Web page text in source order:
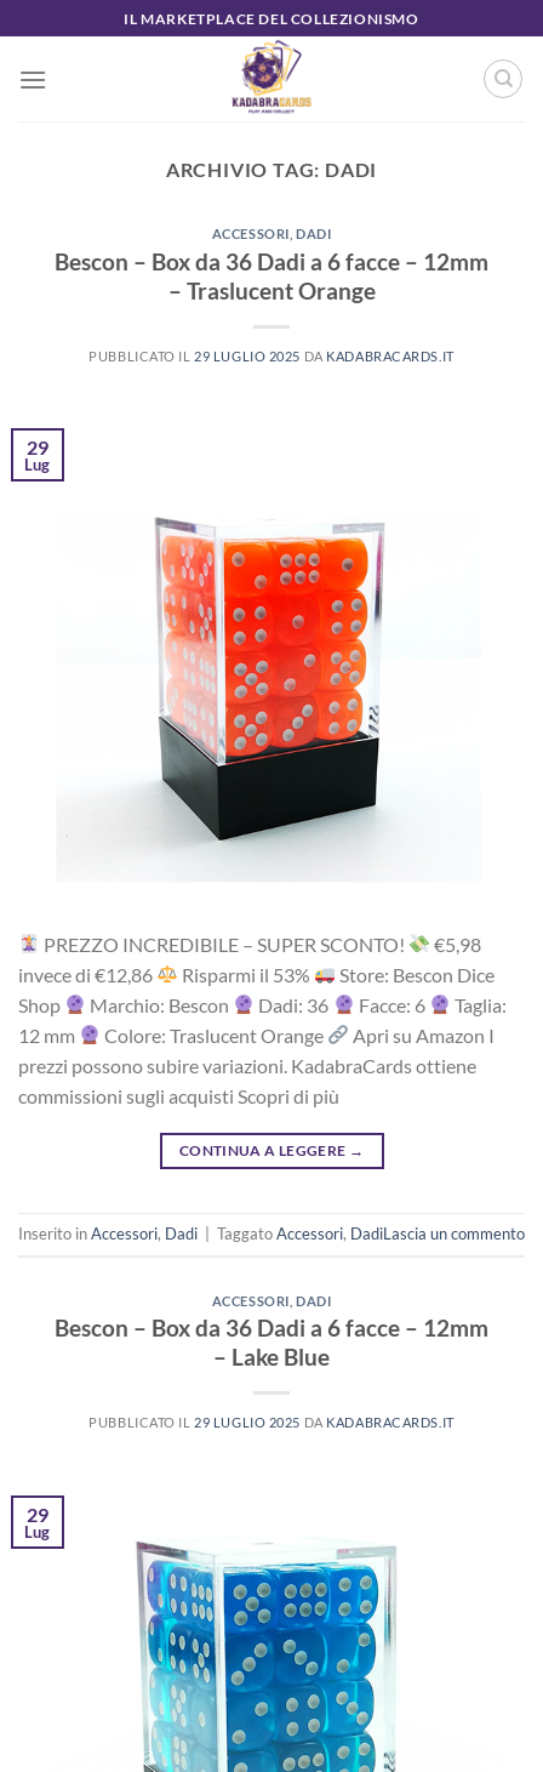
ai
contenuti
IL MARKETPLACE DEL COLLEZIONISMO
ARCHIVIO TAG: DADI
ACCESSORI DADI
Bescon – Box da 36 Dadi a 6 facce – 12mm
– Traslucent Orange
PUBBLICATO IL 29 LUGLIO 2025 DA KADABRACARDS.IT
29
Lug
PREZZO INCREDIBILE – SUPER SCONTO!
‎€5,98
i‎nv‎ec‎e ‎di‎ €12,86
R‎is‎pa‎rm‎i ‎il‎ 53%
Store: Bescon Dice
Shop
Marchio: Bescon Dadi: 36 Facce: 6
Taglia:
12 mm
Colore: Traslucent Orange
Apri su Amazon I
prezzi possono subire variazioni. KadabraCards ottiene
commissioni sugli acquisti Scopri di più
CONTINUA A LEGGERE →
Inserito inAccessori, Dadi TaggatoAccessori, DadiLascia un commento
ACCESSORI DADI
Bescon – Box da 36 Dadi a 6 facce – 12mm
– Lake Blue
PUBBLICATO IL 29 LUGLIO 2025 DA KADABRACARDS.IT
29
Lug